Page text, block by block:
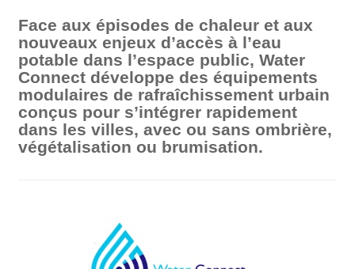
Face aux épisodes de chaleur et aux
nouveaux enjeux d’accès à l’eau
potable dans l’espace public, Water
Connect développe des équipements
modulaires de rafraîchissement urbain
conçus pour s’intégrer rapidement
dans les villes, avec ou sans ombrière,
végétalisation ou brumisation.